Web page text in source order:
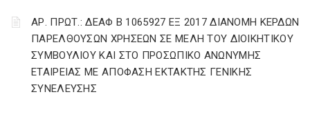
ΑΡ. ΠΡΩΤ.: ΔΕΑΦ Β 1065927 ΕΞ 2017 ΔΙΑΝΟΜΗ ΚΕΡΔΩΝ
ΠΑΡΕΛΘΟΥΣΩΝ ΧΡΗΣΕΩΝ ΣΕ ΜΕΛΗ ΤΟΥ ΔΙΟΙΚΗΤΙΚΟΥ
ΣΥΜΒΟΥΛΙΟΥ ΚΑΙ ΣΤΟ ΠΡΟΣΩΠΙΚΟ ΑΝΩΝΥΜΗΣ
ΕΤΑΙΡΕΙΑΣ ΜΕ ΑΠΟΦΑΣΗ ΕΚΤΑΚΤΗΣ ΓΕΝΙΚΗΣ
ΣΥΝΕΛΕΥΣΗΣ